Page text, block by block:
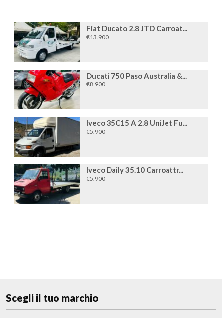
Fiat Ducato 2.8 JTD Carroat...
€13.900
Ducati 750 Paso Australia &...
€8.900
Iveco 35C15 A 2.8 UniJet Fu...
€5.900
Iveco Daily 35.10 Carroattr...
€5.900
Scegli il tuo marchio